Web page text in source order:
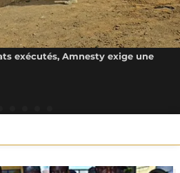
exécutés, Amnesty exige une